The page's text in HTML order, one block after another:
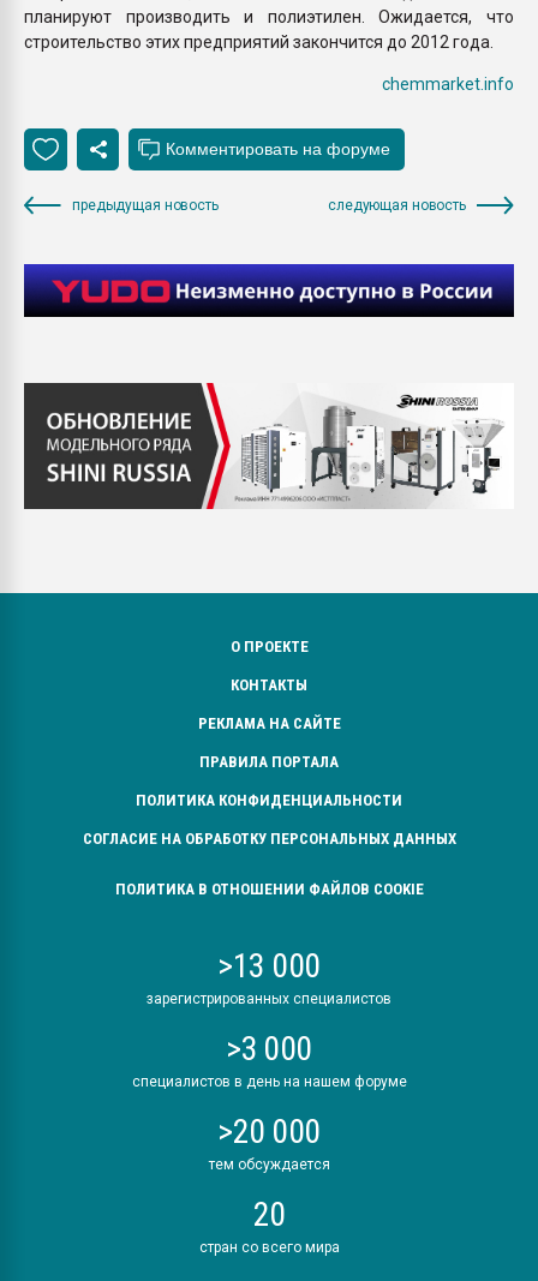
планируют производить и полиэтилен. Ожидается, что
строительство этих предприятий закончится до 2012 года.
chemmarket.info
предыдущая новость следующая новость
О ПРОЕКТЕ
КОНТАКТЫ
РЕКЛАМА НА САЙТЕ
ПРАВИЛА ПОРТАЛА
ПОЛИТИКА КОНФИДЕНЦИАЛЬНОСТИ
СОГЛАСИЕ НА ОБРАБОТКУ ПЕРСОНАЛЬНЫХ ДАННЫХ
ПОЛИТИКА В ОТНОШЕНИИ ФАЙЛОВ COOKIE
>13 000
зарегистрированных специалистов
>3 000
специалистов в день на нашем форуме
>20 000
тем обсуждается
20
стран со всего мира